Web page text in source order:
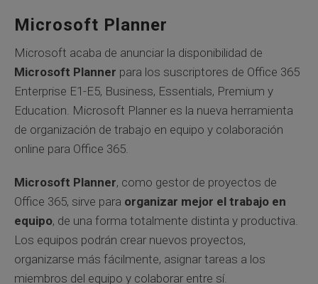
Microsoft Planner
Microsoft acaba de anunciar la disponibilidad de
Microsoft Planner para los suscriptores de Office 365
Enterprise E1-E5, Business, Essentials, Premium y
Education. Microsoft Planner es la nueva herramienta
de organización de trabajo en equipo y colaboración
online para Office 365.
Microsoft Planner, como gestor de proyectos de
Office 365, sirve para organizar mejor el trabajo en
equipo, de una forma totalmente distinta y productiva.
Los equipos podrán crear nuevos proyectos,
organizarse más fácilmente, asignar tareas a los
miembros del equipo y colaborar entre sí.